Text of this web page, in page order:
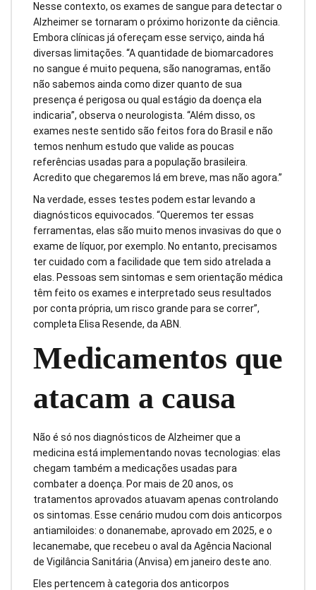
Nesse contexto, os exames de sangue para detectar o
Alzheimer se tornaram o próximo horizonte da ciência.
Embora clínicas já ofereçam esse serviço, ainda há
diversas limitações. “A quantidade de biomarcadores
no sangue é muito pequena, são nanogramas, então
não sabemos ainda como dizer quanto de sua
presença é perigosa ou qual estágio da doença ela
indicaria”, observa o neurologista. “Além disso, os
exames neste sentido são feitos fora do Brasil e não
temos nenhum estudo que valide as poucas
referências usadas para a população brasileira.
Acredito que chegaremos lá em breve, mas não agora.”
Na verdade, esses testes podem estar levando a
diagnósticos equivocados. “Queremos ter essas
ferramentas, elas são muito menos invasivas do que o
exame de líquor, por exemplo. No entanto, precisamos
ter cuidado com a facilidade que tem sido atrelada a
elas. Pessoas sem sintomas e sem orientação médica
têm feito os exames e interpretado seus resultados
por conta própria, um risco grande para se correr”,
completa Elisa Resende, da ABN.
Medicamentos que
atacam a causa
Não é só nos diagnósticos de Alzheimer que a
medicina está implementando novas tecnologias: elas
chegam também a medicações usadas para
combater a doença. Por mais de 20 anos, os
tratamentos aprovados atuavam apenas controlando
os sintomas. Esse cenário mudou com dois anticorpos
antiamiloides: o donanemabe, aprovado em 2025, e o
lecanemabe, que recebeu o aval da Agência Nacional
de Vigilância Sanitária (Anvisa) em janeiro deste ano.
Eles pertencem à categoria dos anticorpos